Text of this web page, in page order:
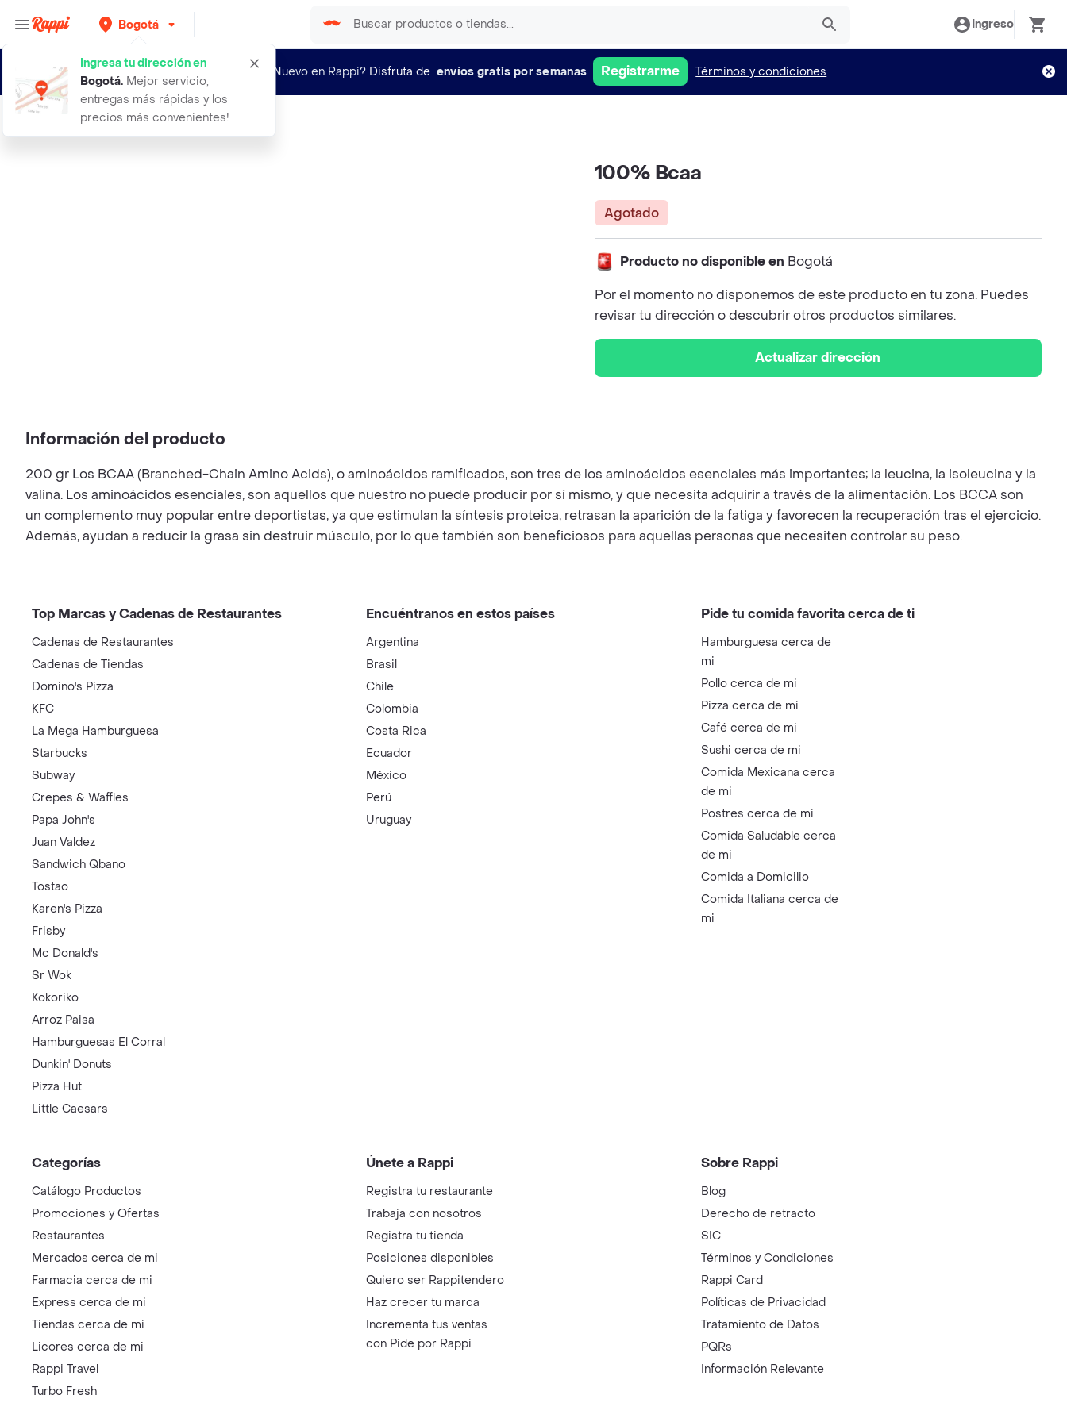
Bogotá
Ingresa tu dirección en
Bogotá. Mejor servicio,
entregas más rápidas y los
precios más convenientes!
Ingreso
¿Nuevo en Rappi? Disfruta de envíos gratis por semanas Registrarme Términos y condiciones
100por ciento bcaa
100% Bcaa
Agotado
Producto no disponible en Bogotá
Por el momento no disponemos de este producto en tu zona. Puedes
revisar tu dirección o descubrir otros productos similares.
Actualizar dirección
Información del producto
200 gr Los BCAA (Branched-Chain Amino Acids), o aminoácidos ramificados, son tres de los aminoácidos esenciales más importantes; la leucina, la isoleucina y la
valina. Los aminoácidos esenciales, son aquellos que nuestro no puede producir por sí mismo, y que necesita adquirir a través de la alimentación. Los BCCA son
un complemento muy popular entre deportistas, ya que estimulan la síntesis proteica, retrasan la aparición de la fatiga y favorecen la recuperación tras el ejercicio.
Además, ayudan a reducir la grasa sin destruir músculo, por lo que también son beneficiosos para aquellas personas que necesiten controlar su peso.
Top Marcas y Cadenas de Restaurantes
Cadenas de Restaurantes
Cadenas de Tiendas
Domino's Pizza
KFC
La Mega Hamburguesa
Starbucks
Subway
Crepes & Waffles
Papa John's
Juan Valdez
Sandwich Qbano
Tostao
Karen's Pizza
Frisby
Mc Donald's
Sr Wok
Kokoriko
Arroz Paisa
Hamburguesas El Corral
Dunkin' Donuts
Pizza Hut
Little Caesars
Encuéntranos en estos países
Argentina
Brasil
Chile
Colombia
Costa Rica
Ecuador
México
Perú
Uruguay
Pide tu comida favorita cerca de ti
Hamburguesa cerca de
mi
Pollo cerca de mi
Pizza cerca de mi
Café cerca de mi
Sushi cerca de mi
Comida Mexicana cerca
de mi
Postres cerca de mi
Comida Saludable cerca
de mi
Comida a Domicilio
Comida Italiana cerca de
mi
Categorías
Catálogo Productos
Promociones y Ofertas
Restaurantes
Mercados cerca de mi
Farmacia cerca de mi
Express cerca de mi
Tiendas cerca de mi
Licores cerca de mi
Rappi Travel
Turbo Fresh
Únete a Rappi
Registra tu restaurante
Trabaja con nosotros
Registra tu tienda
Posiciones disponibles
Quiero ser Rappitendero
Haz crecer tu marca
Incrementa tus ventas
con Pide por Rappi
Sobre Rappi
Blog
Derecho de retracto
SIC
Términos y Condiciones
Rappi Card
Políticas de Privacidad
Tratamiento de Datos
PQRs
Información Relevante